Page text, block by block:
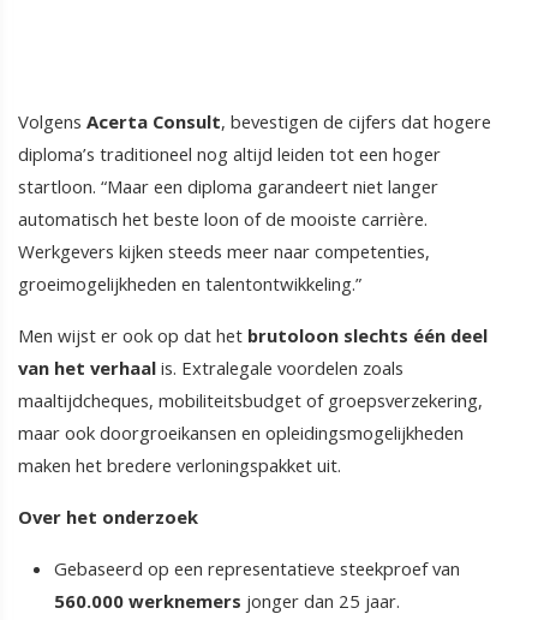
Volgens Acerta Consult, bevestigen de cijfers dat hogere
diploma’s traditioneel nog altijd leiden tot een hoger
startloon. “Maar een diploma garandeert niet langer
automatisch het beste loon of de mooiste carrière.
Werkgevers kijken steeds meer naar competenties,
groeimogelijkheden en talentontwikkeling.”
Men wijst er ook op dat het brutoloon slechts één deel
van het verhaal is. Extralegale voordelen zoals
maaltijdcheques, mobiliteitsbudget of groepsverzekering,
maar ook doorgroeikansen en opleidingsmogelijkheden
maken het bredere verloningspakket uit.
Over het onderzoek
Gebaseerd op een representatieve steekproef van
560.000 werknemers jonger dan 25 jaar.